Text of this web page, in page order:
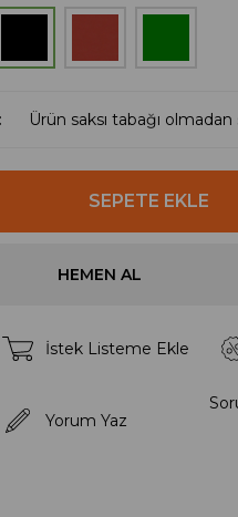
Ürün saksı tabağı olmadan
İstek Listeme Ekle
Yorum Yaz